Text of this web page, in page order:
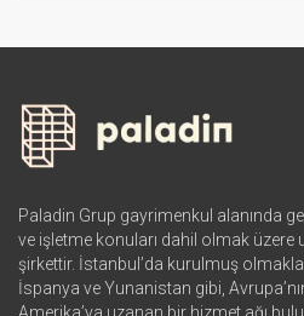
Paladin Grup gayrimenkul alanında
ve işletme konuları dahil olmak
şirkettir. İstanbul’da kurulmuş
İspanya ve Yunanistan gibi,